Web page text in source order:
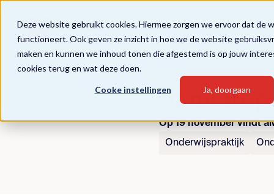
Deze website gebruikt cookies. Hiermee zorgen we ervoor dat de
functioneert. Ook geven ze inzicht in hoe we de website
maken en kunnen we inhoud tonen die afgestemd is op jouw
cookies terug en wat deze doen.
Cooke instellingen Ja, doorgaan
Terug naar overzicht
Samen
Op 19 november vindt
Onderwijspraktijk